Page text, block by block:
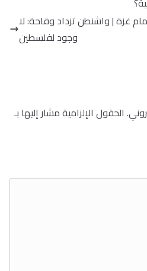
غزة | واشنطن تزداد وقاحة: لا
وجود لفلسطين
الحقول الإلزامية مشار إليها بـ